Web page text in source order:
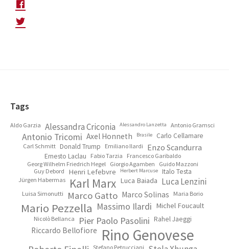
Footer
Tags
Aldo Garzia Alessandra Criconia Alessandro Lanzetta Antonio Gramsci
Antonio Tricomi Axel Honneth Brasile Carlo Cellamare
Carl Schmitt Donald Trump Emiliano Ilardi Enzo Scandurra
Ernesto Laclau Fabio Tarzia
Francesco Garibaldo
Georg Wilhelm Friedrich Hegel
Giorgio Agamben
Guido Mazzoni
Guy Debord
Henri Lefebvre Herbert Marcuse Italo Testa
Jürgen Habermas Karl Marx Luca Baiada Luca Lenzini
Luisa Simonutti Marco Gatto Marco Solinas Maria Borio
Mario Pezzella Massimo Ilardi Michel Foucault
Nicolò Bellanca Pier Paolo Pasolini Rahel Jaeggi
Riccardo Bellofiore Rino Genovese
Stefano Petrucciani